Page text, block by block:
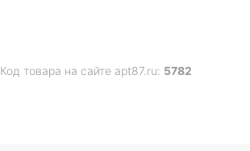
Код товара на сайте apt87.ru: 5782